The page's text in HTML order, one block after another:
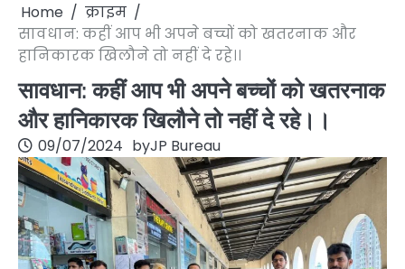
Home
क्राइम
सावधान: कहीं आप भी अपने बच्चों को खतरनाक और
हानिकारक खिलौने तो नहीं दे रहे।।
सावधान: कहीं आप भी अपने बच्चों को खतरनाक
और हानिकारक खिलौने तो नहीं दे रहे।।
09/07/2024 byJP Bureau